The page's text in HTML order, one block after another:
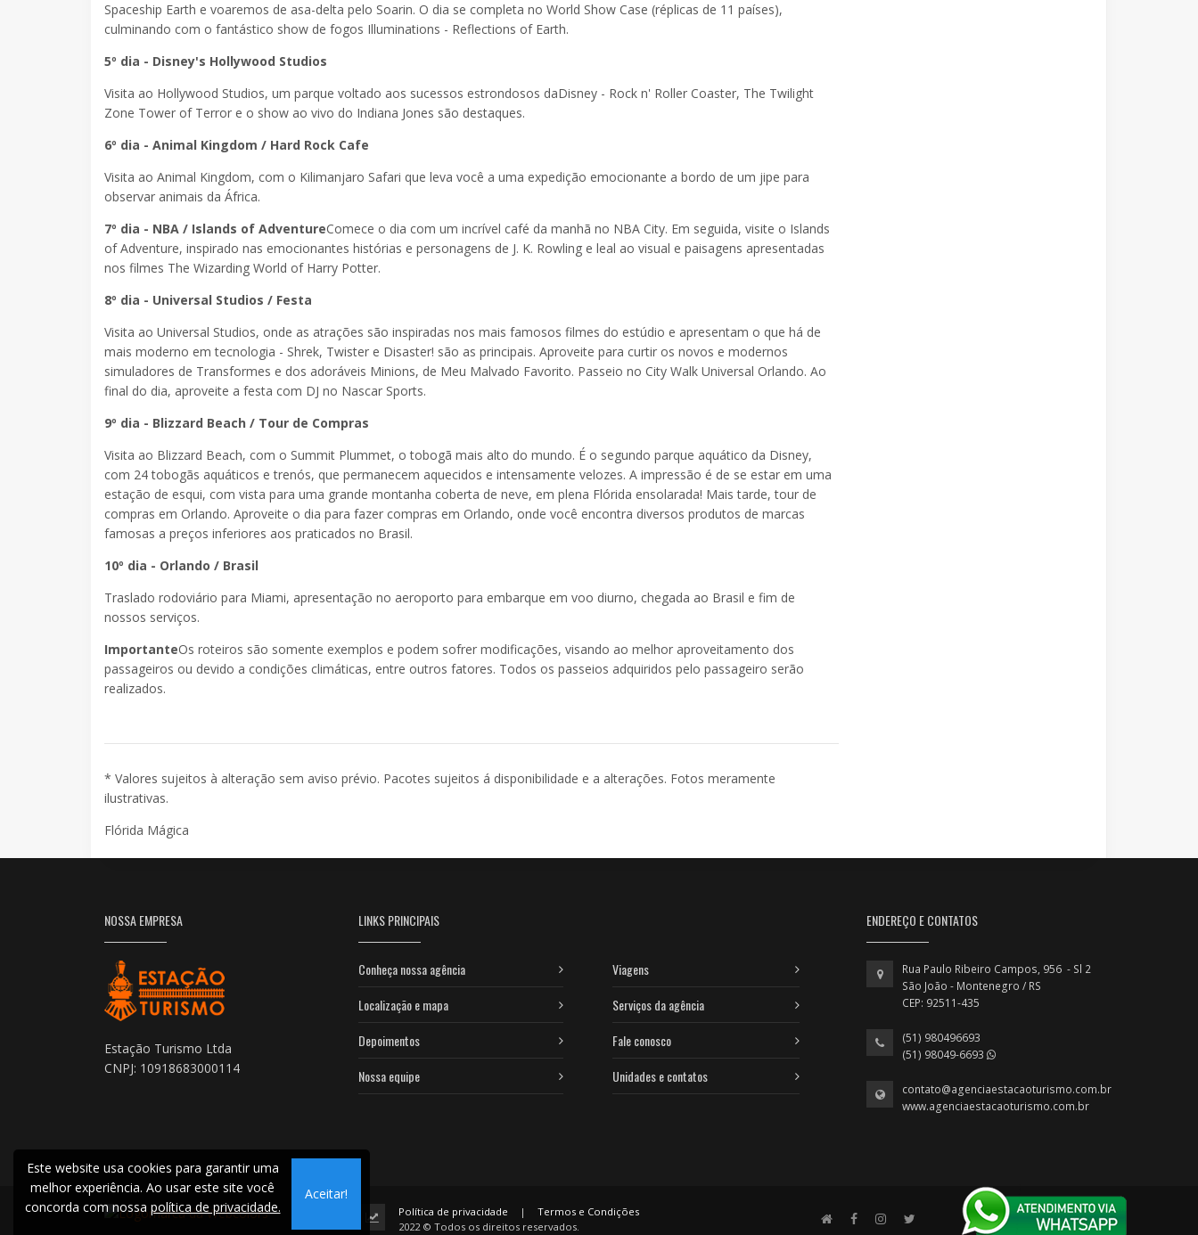
Spaceship Earth e voaremos de asa-delta pelo Soarin. O dia se completa no World Show Case (réplicas de 11 países),
culminando com o fantástico show de fogos Illuminations - Reflections of Earth.
5º dia - Disney's Hollywood Studios
Visita ao Hollywood Studios, um parque voltado aos sucessos estrondosos daDisney - Rock n' Roller Coaster, The Twilight
Zone Tower of Terror e o show ao vivo do Indiana Jones são destaques.
6º dia - Animal Kingdom / Hard Rock Cafe
Visita ao Animal Kingdom, com o Kilimanjaro Safari que leva você a uma expedição emocionante a bordo de um jipe para
observar animais da África.
7º dia - NBA / Islands of AdventureComece o dia com um incrível café da manhã no NBA City. Em seguida, visite o Islands
of Adventure, inspirado nas emocionantes histórias e personagens de J. K. Rowling e leal ao visual e paisagens apresentadas
nos filmes The Wizarding World of Harry Potter.
8º dia - Universal Studios / Festa
Visita ao Universal Studios, onde as atrações são inspiradas nos mais famosos filmes do estúdio e apresentam o que há de
mais moderno em tecnologia - Shrek, Twister e Disaster! são as principais. Aproveite para curtir os novos e modernos
simuladores de Transformes e dos adoráveis Minions, de Meu Malvado Favorito. Passeio no City Walk Universal Orlando. Ao
final do dia, aproveite a festa com DJ no Nascar Sports.
9º dia - Blizzard Beach / Tour de Compras
Visita ao Blizzard Beach, com o Summit Plummet, o tobogã mais alto do mundo. É o segundo parque aquático da Disney,
com 24 tobogãs aquáticos e trenós, que permanecem aquecidos e intensamente velozes. A impressão é de se estar em uma
estação de esqui, com vista para uma grande montanha coberta de neve, em plena Flórida ensolarada! Mais tarde, tour de
compras em Orlando. Aproveite o dia para fazer compras em Orlando, onde você encontra diversos produtos de marcas
famosas a preços inferiores aos praticados no Brasil.
10º dia - Orlando / Brasil
Traslado rodoviário para Miami, apresentação no aeroporto para embarque em voo diurno, chegada ao Brasil e fim de
nossos serviços.
ImportanteOs roteiros são somente exemplos e podem sofrer modificações, visando ao melhor aproveitamento dos
passageiros ou devido a condições climáticas, entre outros fatores. Todos os passeios adquiridos pelo passageiro serão
realizados.
* Valores sujeitos à alteração sem aviso prévio. Pacotes sujeitos á disponibilidade e a alterações. Fotos meramente
ilustrativas.
Flórida Mágica
NOSSA EMPRESA
Estação Turismo Ltda
CNPJ: 10918683000114
LINKS PRINCIPAIS
Conheça nossa agência
Localização e mapa
Depoimentos
Nossa equipe
Viagens
Serviços da agência
Fale conosco
Unidades e contatos
ENDEREÇO E CONTATOS
Rua Paulo Ribeiro Campos, 956 - Sl 2
São João - Montenegro / RS
CEP: 92511-435
(51) 980496693
(51) 98049-6693
contato@agenciaestacaoturismo.com.br
www.agenciaestacaoturismo.com.br
Política de privacidade |
Termos e Condições
2022 © Todos os direitos reservados.
Este website usa cookies para garantir uma
melhor experiência. Ao usar este site você
concorda com nossa política de privacidade.
Aceitar!